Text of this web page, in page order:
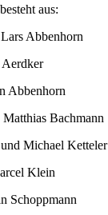
aus:
Abbenhorn
Abbenhorn
Bachmann
Michael Ketteler
Klein
Schoppmann